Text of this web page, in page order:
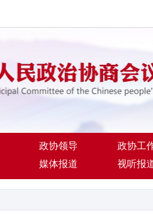
政协领导
政协工
媒体报道 视听报